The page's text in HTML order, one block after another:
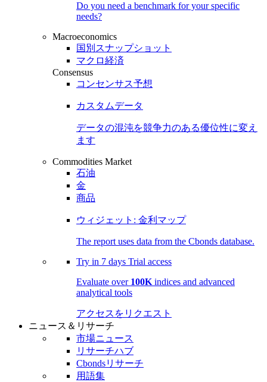
Do you need a benchmark for your specific
needs?
Macroeconomics
国別スナップショット
マクロ経済
Consensus
コンセンサス予想
カスタムデータ
データの混沌を競争力のある優位性に変え
ます
Commodities Market
石油
金
商品
ウィジェット: 金利マップ
The report uses data from the Cbonds database.
Try in 7 days Trial access
Evaluate over 100K indices and advanced
analytical tools
アクセスをリクエスト
ニュース＆リサーチ
市場ニュース
リサーチハブ
Cbondsリサーチ
用語集